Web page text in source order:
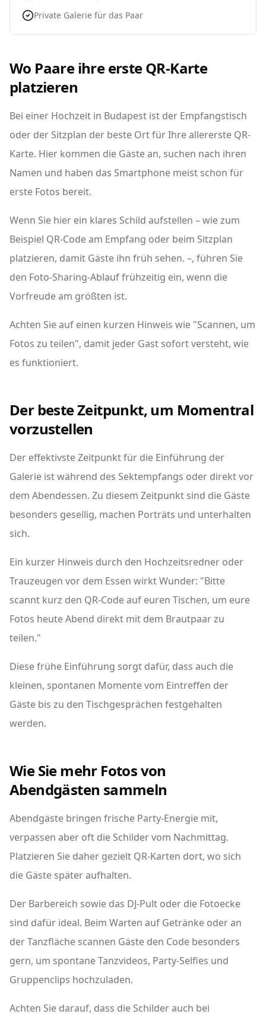
Private Galerie für das Paar
Wo Paare ihre erste QR-Karte
platzieren
Bei einer Hochzeit in Budapest ist der Empfangstisch
oder der Sitzplan der beste Ort für Ihre allererste QR-
Karte. Hier kommen die Gäste an, suchen nach ihren
Namen und haben das Smartphone meist schon für
erste Fotos bereit.
Wenn Sie hier ein klares Schild aufstellen – wie zum
Beispiel QR-Code am Empfang oder beim Sitzplan
platzieren, damit Gäste ihn früh sehen. –, führen Sie
den Foto-Sharing-Ablauf frühzeitig ein, wenn die
Vorfreude am größten ist.
Achten Sie auf einen kurzen Hinweis wie "Scannen, um
Fotos zu teilen", damit jeder Gast sofort versteht, wie
es funktioniert.
Der beste Zeitpunkt, um Momentral
vorzustellen
Der effektivste Zeitpunkt für die Einführung der
Galerie ist während des Sektempfangs oder direkt vor
dem Abendessen. Zu diesem Zeitpunkt sind die Gäste
besonders gesellig, machen Porträts und unterhalten
sich.
Ein kurzer Hinweis durch den Hochzeitsredner oder
Trauzeugen vor dem Essen wirkt Wunder: "Bitte
scannt kurz den QR-Code auf euren Tischen, um eure
Fotos heute Abend direkt mit dem Brautpaar zu
teilen."
Diese frühe Einführung sorgt dafür, dass auch die
kleinen, spontanen Momente vom Eintreffen der
Gäste bis zu den Tischgesprächen festgehalten
werden.
Wie Sie mehr Fotos von
Abendgästen sammeln
Abendgäste bringen frische Party-Energie mit,
verpassen aber oft die Schilder vom Nachmittag.
Platzieren Sie daher gezielt QR-Karten dort, wo sich
die Gäste später aufhalten.
Der Barbereich sowie das DJ-Pult oder die Fotoecke
sind dafür ideal. Beim Warten auf Getränke oder an
der Tanzfläche scannen Gäste den Code besonders
gern, um spontane Tanzvideos, Party-Selfies und
Gruppenclips hochzuladen.
Achten Sie darauf, dass die Schilder auch bei